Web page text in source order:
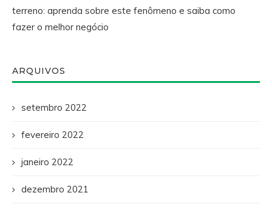
terreno: aprenda sobre este fenômeno e saiba como
fazer o melhor negócio
ARQUIVOS
setembro 2022
fevereiro 2022
janeiro 2022
dezembro 2021